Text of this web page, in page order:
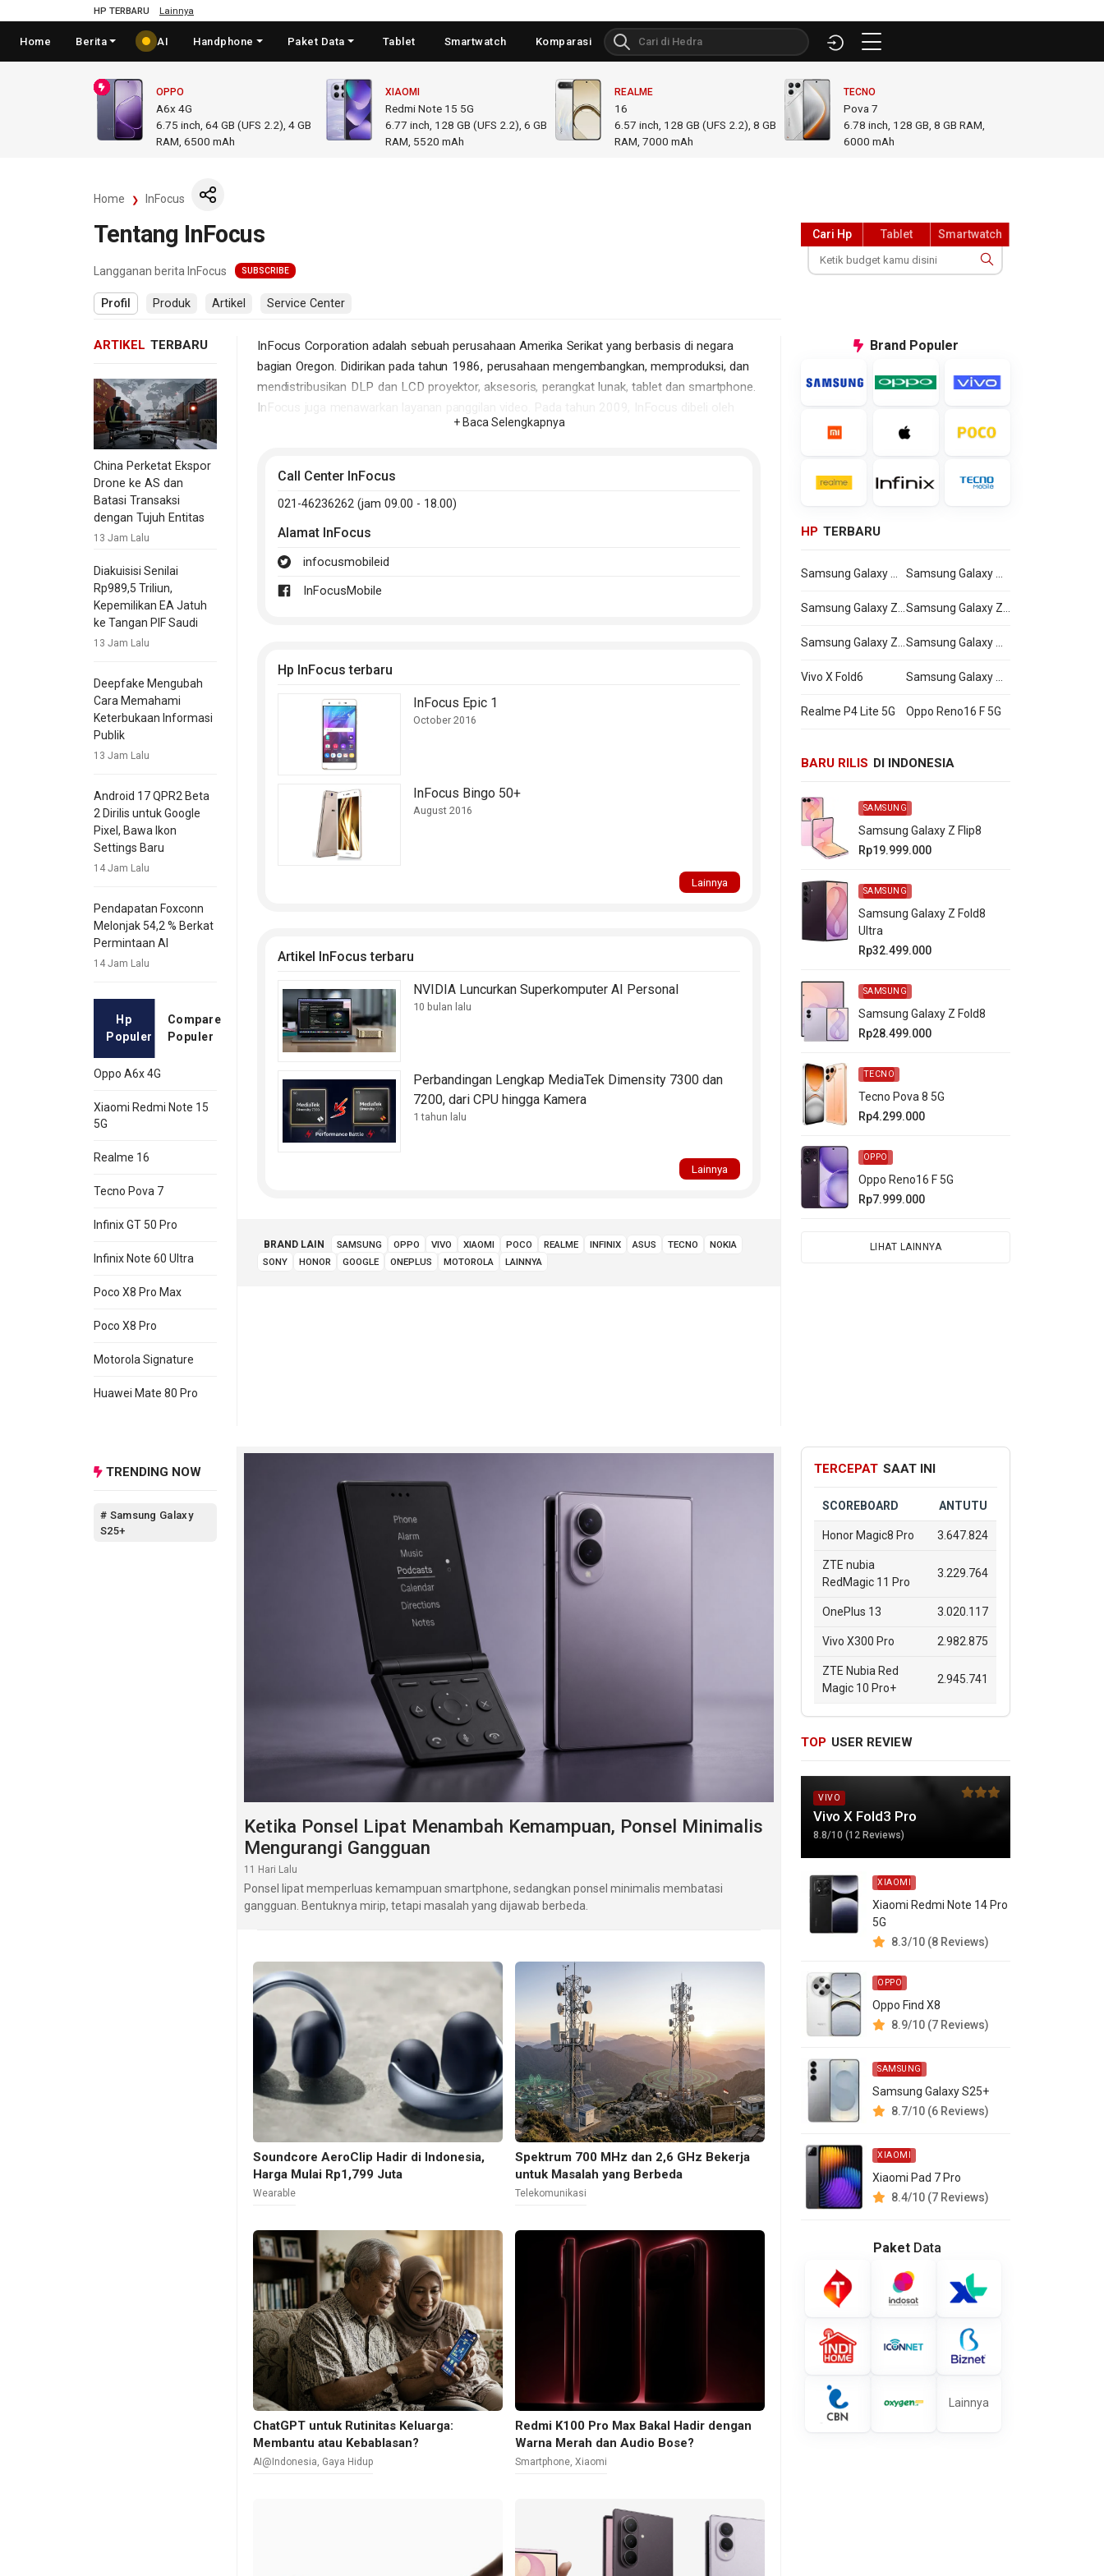
HP TERBARU Lainnya
Home Berita AI Handphone Paket Data Tablet Smartwatch Komparasi
OPPO
A6x 4G
6.75 inch, 64 GB (UFS 2.2), 4 GB
RAM 6500 mAh
XIAOMI
Redmi Note 15 5G
6.77 inch, 128 GB (UFS 2.2), 6 GB
RAM 5520 mAh
REALME
16
6.57 inch, 128 GB (UFS 2.2), 8 GB
RAM 7000 mAh
TECNO
Pova 7
6.78 inch, 128 GB, 8 GB RAM
6000 mAh
Home InFocus
Tentang InFocus
Langganan berita InFocus SUBSCRIBE
Profil Produk Artikel Service Center
Cari Hp Tablet Smartwatch
ARTIKEL TERBARU
China Perketat Ekspor
Drone ke AS dan
Batasi Transaksi
dengan Tujuh Entitas
13 Jam Lalu
Diakuisisi Senilai
Rp989,5 Triliun,
Kepemilikan EA Jatuh
ke Tangan PIF Saudi
13 Jam Lalu
Deepfake Mengubah
Cara Memahami
Keterbukaan Informasi
Publik
13 Jam Lalu
Android 17 QPR2 Beta
2 Dirilis untuk Google
Pixel, Bawa Ikon
Settings Baru
14 Jam Lalu
Pendapatan Foxconn
Melonjak 54,2 % Berkat
Permintaan AI
14 Jam Lalu
Hp
Populer
Compare
Populer
Oppo A6x 4G
Xiaomi Redmi Note 15
5G
Realme 16
Tecno Pova 7
Infinix GT 50 Pro
Infinix Note 60 Ultra
Poco X8 Pro Max
Poco X8 Pro
Motorola Signature
Huawei Mate 80 Pro
InFocus Corporation adalah sebuah perusahaan Amerika Serikat yang berbasis di negara
bagian Oregon. Didirikan pada tahun 1986, perusahaan mengembangkan, memproduksi, dan
mendistribusikan DLP dan LCD proyektor, aksesoris, perangkat lunak, tablet dan smartphone.
InFocus juga menawarkan layanan panggilan video. Pada tahun 2009, InFocus dibeli oleh
Image Holdings Corp, yang dimiliki oleh John Hui.
Pada tahun 2013, InFocus mulai menawarkan smartphone berspesifikasi tinggi dengan harga
handset dari Hon Hai Precision Industry Co.
+ Baca Selengkapnya
Call Center InFocus
021-46236262 (jam 09.00 - 18.00)
Alamat InFocus
infocusmobileid
InFocusMobile
Hp InFocus terbaru
InFocus Epic 1
October 2016
InFocus Bingo 50+
August 2016
Lainnya
Artikel InFocus terbaru
NVIDIA Luncurkan Superkomputer AI Personal
10 bulan lalu
Perbandingan Lengkap MediaTek Dimensity 7300 dan
7200, dari CPU hingga Kamera
1 tahun lalu
Lainnya
BRAND LAIN SAMSUNG OPPO VIVO XIAOMI POCO REALME INFINIX ASUS TECNO
NOKIA
SONY
HONOR GOOGLE ONEPLUS MOTOROLA LAINNYA
Brand Populer
HP TERBARU
Vivo X Fold6
Realme P4 Lite 5G Oppo Reno16 F 5G
BARU RILIS DI INDONESIA
SAMSUNG
Samsung Galaxy Z Flip8
Rp19.999.000
SAMSUNG
Samsung Galaxy Z Fold8
Ultra
Rp32.499.000
SAMSUNG
Samsung Galaxy Z Fold8
Rp28.499.000
TECNO
Tecno Pova 8 5G
Rp4.299.000
OPPO
Oppo Reno16 F 5G
Rp7.999.000
LIHAT LAINNYA
TRENDING NOW
# Samsung Galaxy
S25+
Ketika Ponsel Lipat Menambah Kemampuan, Ponsel Minimalis
Mengurangi Gangguan
11 Hari Lalu
Ponsel lipat memperluas kemampuan smartphone, sedangkan ponsel minimalis membatasi
gangguan. Bentuknya mirip, tetapi masalah yang dijawab berbeda.
Soundcore AeroClip Hadir di Indonesia,
Harga Mulai Rp1,799 Juta
Wearable
Spektrum 700 MHz dan 2,6 GHz Bekerja
untuk Masalah yang Berbeda
Telekomunikasi
ChatGPT untuk Rutinitas Keluarga:
Membantu atau Kebablasan?
AI@Indonesia Gaya Hidup
Redmi K100 Pro Max Bakal Hadir dengan
Warna Merah dan Audio Bose?
Smartphone ,Xiaomi
TERCEPAT SAAT INI
SCOREBOARD ANTUTU
Honor Magic8 Pro 3.647.824
ZTE nubia
RedMagic 11 Pro
3.229.764
OnePlus 13 3.020.117
Vivo X300 Pro 2.982.875
ZTE Nubia Red
Magic 10 Pro+
2.945.741
TOP USER REVIEW
VIVO
Vivo X Fold3 Pro
8.8/10 (12 Reviews)
XIAOMI
Xiaomi Redmi Note 14 Pro
5G
8.3/10 (8 Reviews)
OPPO
Oppo Find X8
8.9/10 (7 Reviews)
SAMSUNG
Samsung Galaxy S25+
8.7/10 (6 Reviews)
XIAOMI
Xiaomi Pad 7 Pro
8.4/10 (7 Reviews)
Paket Data
Lainnya